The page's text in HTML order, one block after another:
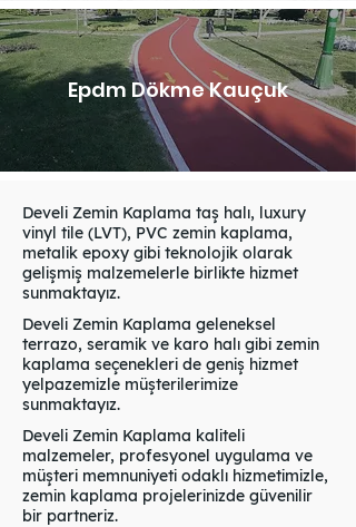
Epdm Dökme Kauçuk
Develi Zemin Kaplama taş halı, luxury
vinyl tile (LVT), PVC zemin kaplama,
metalik epoxy gibi teknolojik olarak
gelişmiş malzemelerle birlikte hizmet
sunmaktayız.
Develi Zemin Kaplama geleneksel
terrazo, seramik ve karo halı gibi zemin
kaplama seçenekleri de geniş hizmet
yelpazemizle müşterilerimize
sunmaktayız.
Develi Zemin Kaplama kaliteli
malzemeler, profesyonel uygulama ve
müşteri memnuniyeti odaklı hizmetimizle,
zemin kaplama projelerinizde güvenilir
bir partneriz.